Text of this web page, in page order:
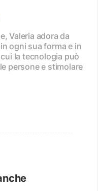
Valeria adora da
ogni sua forma e in
la tecnologia può
persone e stimolare